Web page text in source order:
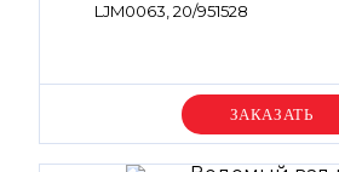
LJM0063, 20/951528
Уточняйте цену